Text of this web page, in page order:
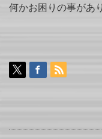
何かお困りの事があ